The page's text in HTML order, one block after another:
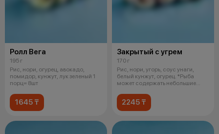
Ролл Вега
195 г
Рис, нори, огурец, авокадо,
помидор, кунжут, лук зеленый 1
порц= 8шт
1645 ₸
Закрытый с угрем
170 г
Рис, нори, угорь, соус унаги,
белый кунжут, огурец. *Рыба
может содержать небольшие
2245 ₸